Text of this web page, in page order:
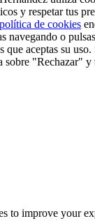
y respetar tus
política de cookies
navegando o
que aceptas su
sobre "Rechazar"
to improve your